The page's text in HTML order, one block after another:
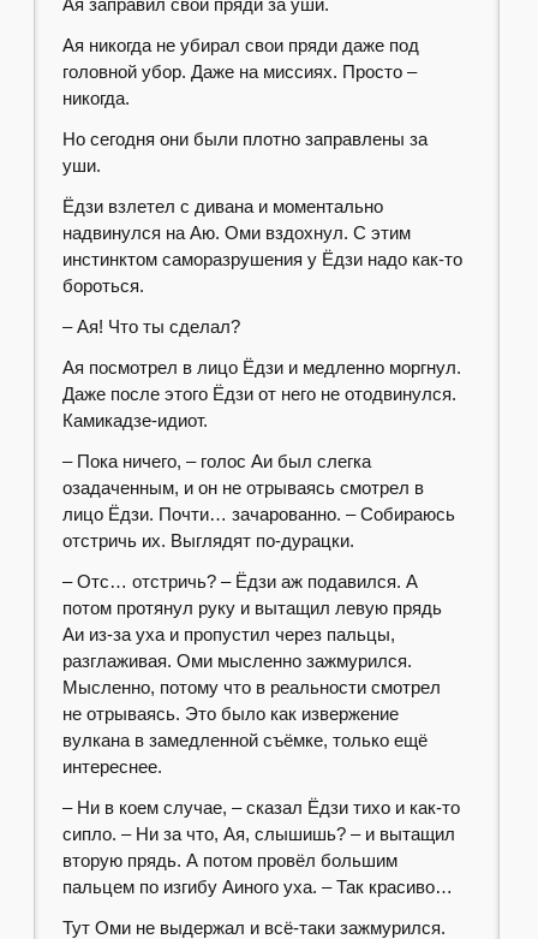
Ая никогда не убирал свои пряди даже под
головной убор. Даже на миссиях. Просто –
никогда.
Но сегодня они были плотно заправлены за
уши.
Ёдзи взлетел с дивана и моментально
надвинулся на Аю. Оми вздохнул. С этим
инстинктом саморазрушения у Ёдзи надо как-то
бороться.
– Ая! Что ты сделал?
Ая посмотрел в лицо Ёдзи и медленно моргнул.
Даже после этого Ёдзи от него не отодвинулся.
Камикадзе-идиот.
– Пока ничего, – голос Аи был слегка
озадаченным, и он не отрываясь смотрел в
лицо Ёдзи. Почти… зачарованно. – Собираюсь
отстричь их. Выглядят по-дурацки.
– Отс… отстричь? – Ёдзи аж подавился. А
потом протянул руку и вытащил левую прядь
Аи из-за уха и пропустил через пальцы,
разглаживая. Оми мысленно зажмурился.
Мысленно, потому что в реальности смотрел
не отрываясь. Это было как извержение
вулкана в замедленной съёмке, только ещё
интереснее.
– Ни в коем случае, – сказал Ёдзи тихо и как-то
сипло. – Ни за что, Ая, слышишь? – и вытащил
вторую прядь. А потом провёл большим
пальцем по изгибу Аиного уха. – Так красиво…
Тут Оми не выдержал и всё-таки зажмурился.